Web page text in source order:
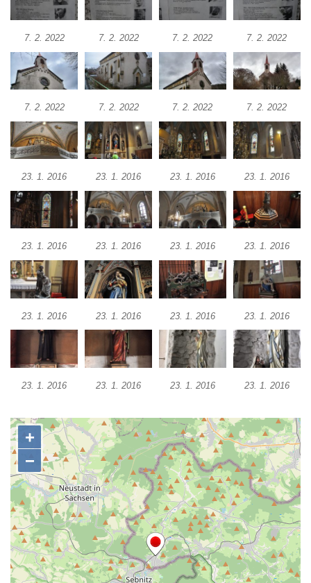
Balzerova kaple v Mikulášovicích
Klášterní kostel svatého Františka z Assisi v
Zákupech
Kaple svatého Josefa u Zákup
Kostel svatých Fabiána a Šebestiána v
Zákupech
Kaple Krista v žaláři u kostela Nalezení
svatého Kříže ve Frýdlantu
Kostel Nalezení svatého Kříže ve Frýdlantu
Kostel Krista Spasitele ve Frýdlantu
Kaple Getsemanské zahrady na křížové
cestě na Křížovém vrchu ve Frýdlantu
Kaple Božího hrobu na Křížové cestě na
Křížovém vrchu ve Frýdlantu
Poustevna na Křížové cestě na Křížovém
vrchu ve Frýdlantu
Slunečné
Kostel Jména Panny Marie v Sepekově
Kostel svatých Petra a Pavla v Růžové
Kaple Stětí svatého Jana Křtitele v
Rumburku
Bývalá synagoga v Milevsku
Kostel svaté Kateřiny Alexandrijské v
Krásně
7. 2. 2022 7. 2. 2022 7. 2. 2022 7. 2. 2022
7. 2. 2022 7. 2. 2022 7. 2. 2022 7. 2. 2022
23. 1. 2016 23. 1. 2016 23. 1. 2016 23. 1. 2016
23. 1. 2016 23. 1. 2016 23. 1. 2016 23. 1. 2016
23. 1. 2016 23. 1. 2016 23. 1. 2016 23. 1. 2016
23. 1. 2016 23. 1. 2016 23. 1. 2016 23. 1. 2016